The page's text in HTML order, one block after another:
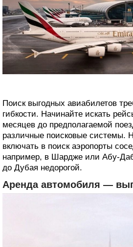
Поиск выгодных авиабилетов
гибкости. Начинайте искать
месяцев до предполагаемой
различные поисковые системы.
включать в поиск аэропорты
например, в Шардже или Абу-
до Дубая недорогой.
Аренда автомобиля ―